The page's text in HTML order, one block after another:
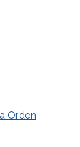
Orden